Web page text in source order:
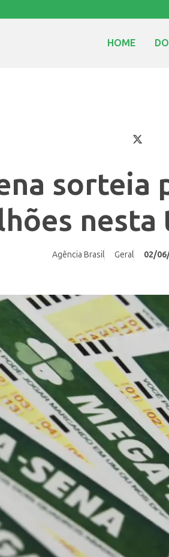
HOME
sorteia
Agência Brasil Geral 02/